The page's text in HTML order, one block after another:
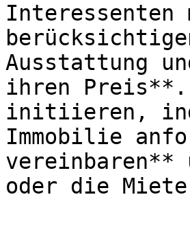
Interessenten
Ausstattung
ihren Preis**.
initiieren,
Immobilie
vereinbaren**